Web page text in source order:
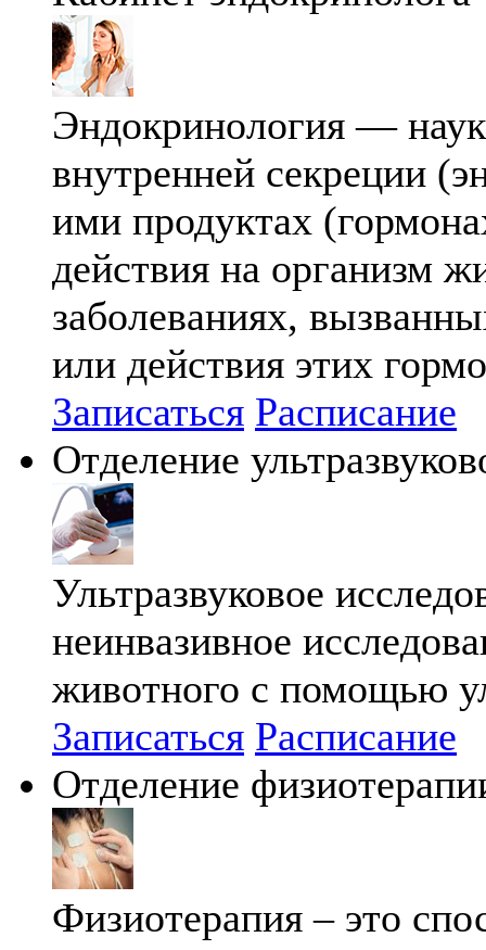
Эндокринология —
внутренней секреции
ими продуктах
действия на организм
заболеваниях,
или действия этих
Записаться Расписание
Отделение
Ультразвуковое
неинвазивное
животного с помощью
Записаться Расписание
Отделение
Физиотерапия – это